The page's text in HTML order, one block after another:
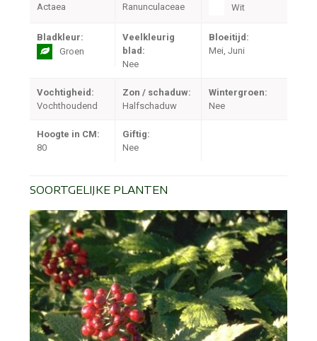
Actaea
Ranunculaceae
Wit
Bladkleur:
Groen
Veelkleurig
blad:
Nee
Bloeitijd:
Mei, Juni
Vochtigheid:
Vochthoudend
Zon / schaduw:
Halfschaduw
Wintergroen:
Nee
Hoogte in CM:
80
Giftig:
Nee
SOORTGELIJKE PLANTEN